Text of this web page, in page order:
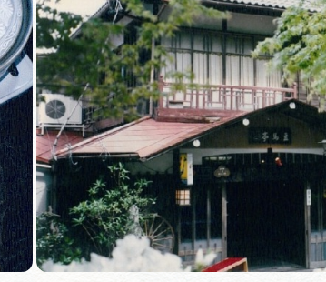
岐阜県アウトドア観光キャン
ペーン
岐阜県観光データベース
旅行会社・観光事業者の皆様へ
動画ライブラリー